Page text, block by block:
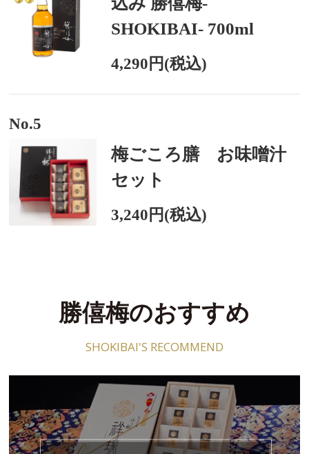
SHOKIBAI- 700ml
4,290円(税込)
No.5
梅ごころ膳 お味噌汁
セット
3,240円(税込)
勝僖梅のおすすめ
SHOKIBAI'S RECOMMEND